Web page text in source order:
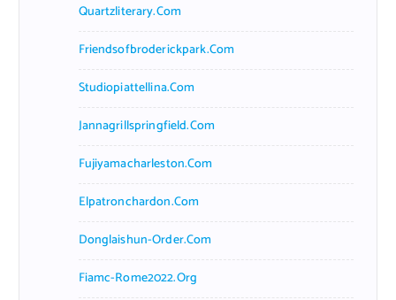
Quartzliterary.com
Friendsofbroderickpark.com
Studiopiattellina.com
Jannagrillspringfield.com
Fujiyamacharleston.com
Elpatronchardon.com
Donglaishun-Order.com
Fiamc-Rome2022.org